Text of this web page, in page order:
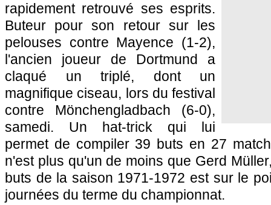
rapidement retrouvé ses esprits.
Buteur pour son retour sur les
pelouses contre Mayence (1-2),
l'ancien joueur de Dortmund a
claqué un triplé, dont un
magnifique ciseau, lors du festival
contre Mönchengladbach (6-0),
samedi. Un hat-trick qui lui
permet de compiler 39 buts en 27
n'est plus qu'un de moins que Gerd
buts de la saison 1971-1972 est sur le
journées du terme du championnat.